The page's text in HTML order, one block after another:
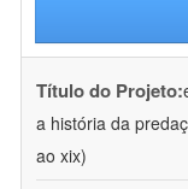
Título do Projeto:
a história da
ao xix)